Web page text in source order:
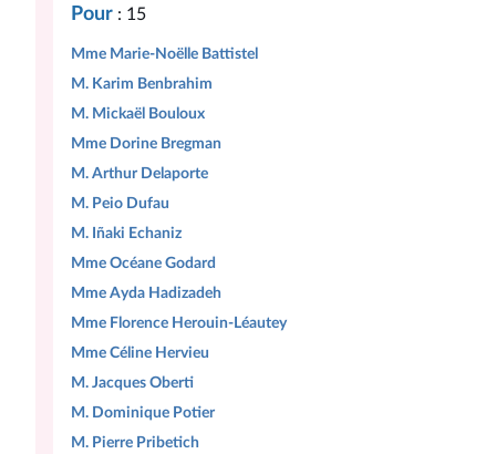
Pour : 15
Mme Marie-Noëlle Battistel
M. Karim Benbrahim
M. Mickaël Bouloux
Mme Dorine Bregman
M. Arthur Delaporte
M. Peio Dufau
M. Iñaki Echaniz
Mme Océane Godard
Mme Ayda Hadizadeh
Mme Florence Herouin-Léautey
Mme Céline Hervieu
M. Jacques Oberti
M. Dominique Potier
M. Pierre Pribetich